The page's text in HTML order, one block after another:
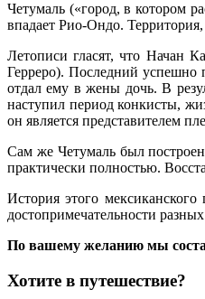
Четумаль («город, в котором
впадает Рио-Ондо. Территория,
Летописи гласят, что Начан
Герреро). Последний успешно
отдал ему в жены дочь. В
наступил период конкисты,
он является представителем
Сам же Четумаль был
практически полностью.
История этого
достопримечательности
По вашему желанию мы
Хотите в путешествие?